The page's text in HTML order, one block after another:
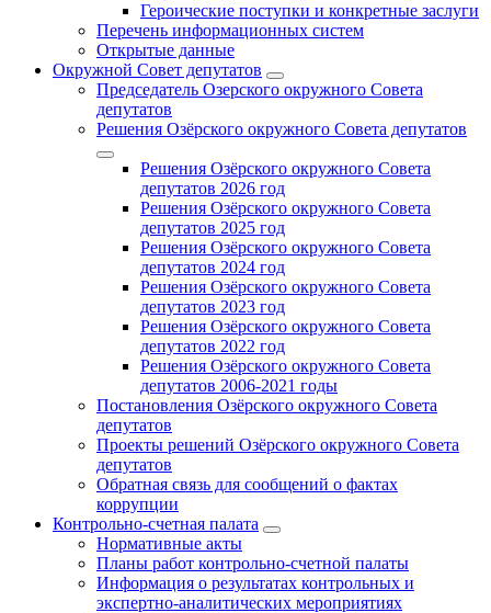
Героические поступки и конкретные заслуги
Перечень информационных систем
Открытые данные
Окружной Совет депутатов
Председатель Озерского окружного Совета
депутатов
Решения Озёрского окружного Совета депутатов
Решения Озёрского окружного Совета
депутатов 2026 год
Решения Озёрского окружного Совета
депутатов 2025 год
Решения Озёрского окружного Совета
депутатов 2024 год
Решения Озёрского окружного Совета
депутатов 2023 год
Решения Озёрского окружного Совета
депутатов 2022 год
Решения Озёрского окружного Совета
депутатов 2006-2021 годы
Постановления Озёрского окружного Совета
депутатов
Проекты решений Озёрского окружного Совета
депутатов
Обратная связь для сообщений о фактах
коррупции
Контрольно-счетная палата
Нормативные акты
Планы работ контрольно-счетной палаты
Информация о результатах контрольных и
экспертно-аналитических мероприятиях